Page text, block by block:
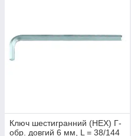
Ключ шестигранний (HEX) Г-
обр. довгий 6 мм, L = 38/144